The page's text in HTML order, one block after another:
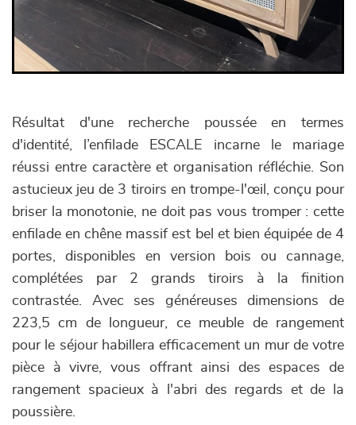
Résultat d'une recherche poussée en termes
d'identité, l’enfilade ESCALE incarne le mariage
réussi entre caractère et organisation réfléchie. Son
astucieux jeu de 3 tiroirs en trompe-l'œil, conçu pour
briser la monotonie, ne doit pas vous tromper : cette
enfilade en chêne massif est bel et bien équipée de 4
portes, disponibles en version bois ou cannage,
complétées par 2 grands tiroirs à la finition
contrastée. Avec ses généreuses dimensions de
223,5 cm de longueur, ce meuble de rangement
pour le séjour habillera efficacement un mur de votre
pièce à vivre, vous offrant ainsi des espaces de
rangement spacieux à l'abri des regards et de la
poussière.